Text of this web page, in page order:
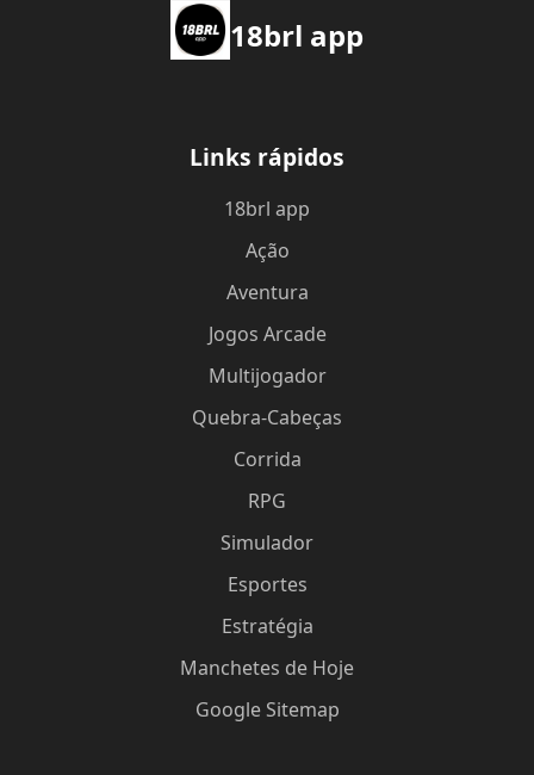
18brl app
Links rápidos
18brl app
Ação
Aventura
Jogos Arcade
Multijogador
Quebra-Cabeças
Corrida
RPG
Simulador
Esportes
Estratégia
Manchetes de Hoje
Google Sitemap